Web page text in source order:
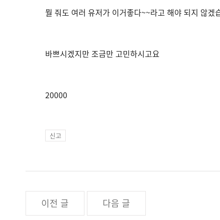
뭘 줘도 여러 유저가 이거좋다~~라고 해야 되지 않겠
바쁘시겠지만 조금만 고민하시고요
20000
신고
이전 글 다음 글